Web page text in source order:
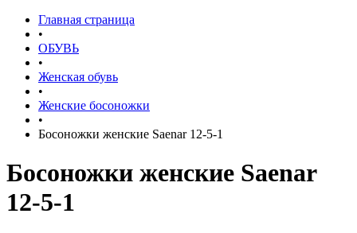
Главная страница
•
ОБУВЬ
•
Женская обувь
•
Женские босоножки
•
Босоножки женские Saenar 12-5-1
Босоножки женские Saenar
12-5-1